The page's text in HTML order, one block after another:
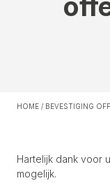
HOME / BEVESTIGING
Hartelijk dank voor
mogelijk.